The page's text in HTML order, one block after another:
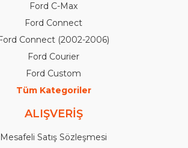
Ford C-Max
Ford Connect
Connect (2002-2006)
Ford Courier
Ford Custom
Tüm Kategoriler
ALIŞVERİŞ
Mesafeli Satış Sözleşmesi